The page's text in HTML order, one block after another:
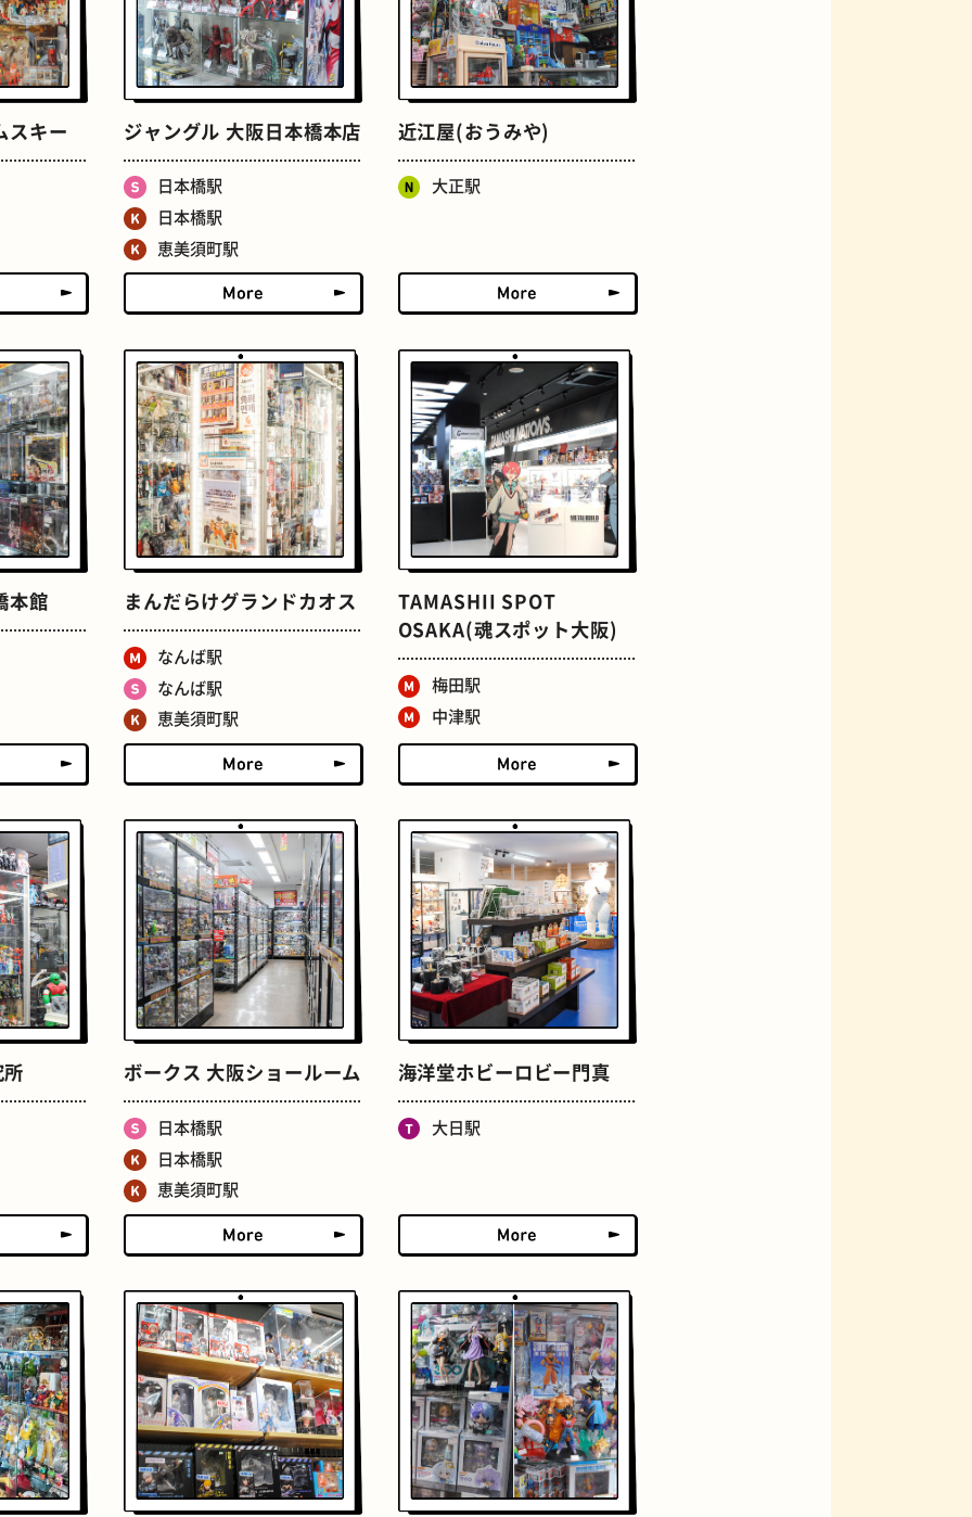
たまごサンド 文房具 おにぎり
床 おでん らせん階段
ストリートアート
食パン ごほうびチョコ 佃煮
スキー ジャングル 大阪日本橋本店
日本橋駅
日本橋駅
恵美須町駅
近江屋(おうみや)
大正駅
本館 まんだらけグランドカオス
なんば駅
なんば駅
恵美須町駅
TAMASHII SPOT
OSAKA(魂スポット大阪)
梅田駅
中津駅
所 ボークス 大阪ショールーム
日本橋駅
日本橋駅
恵美須町駅
海洋堂ホビーロビー門真
大日駅